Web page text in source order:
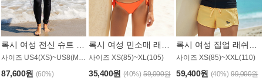
87,600원 (60%)
사이즈 XS(85)~XL(105)
35,400원 (40%) 59,000원
사이즈 XS(85)~XXL(110)
59,400원 (40%) 99,000원